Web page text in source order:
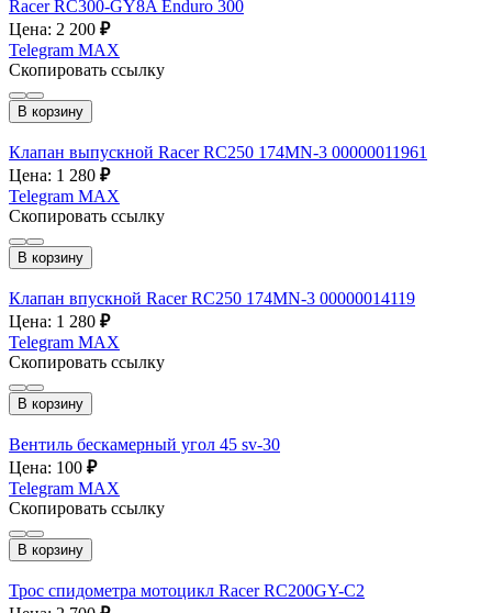
Racer RC300-GY8A Enduro 300
Цена: 2 200 ₽
Telegram MAX
Скопировать ссылку
В корзину
Клапан выпускной Racer RC250 174MN-3 00000011961
Цена: 1 280 ₽
Telegram MAX
Скопировать ссылку
В корзину
Клапан впускной Racer RC250 174MN-3 00000014119
Цена: 1 280 ₽
Telegram MAX
Скопировать ссылку
В корзину
Вентиль бескамерный угол 45 sv-30
Цена: 100 ₽
Telegram MAX
Скопировать ссылку
В корзину
Трос спидометра мотоцикл Racer RC200GY-C2